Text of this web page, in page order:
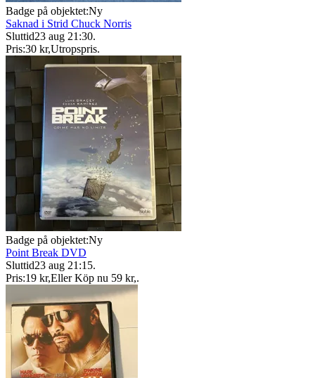
Badge på objektet:Ny
Saknad i Strid Chuck Norris
Sluttid23 aug 21:30.
Pris:30 kr,Utropspris.
Badge på objektet:Ny
Point Break DVD
Sluttid23 aug 21:15.
Pris:19 kr,Eller Köp nu 59 kr,.